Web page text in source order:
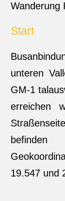
Wanderung
Start
unteren
GM-1
erreichen
19.547 und